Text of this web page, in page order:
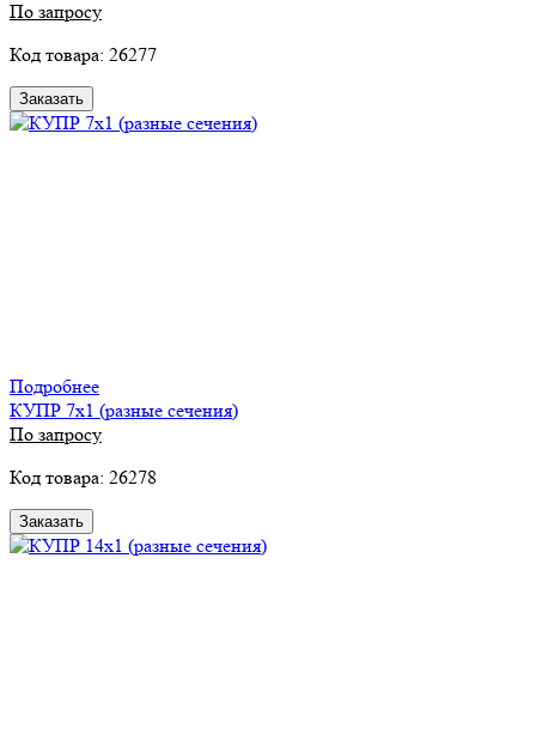
По запросу
Код товара: 26277
Заказать
Подробнее
КУПР 7х1 (разные сечения)
По запросу
Код товара: 26278
Заказать